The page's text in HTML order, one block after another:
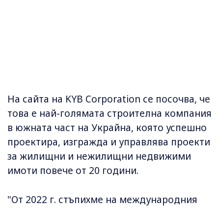
На сайта на KYB Corporation се посочва, че
това е най-голямата строителна компания
в южната част на Украйна, която успешно
проектира, изгражда и управлява проекти
за жилищни и нежилищни недвижими
имоти повече от 20 години.
"От 2022 г. стъпихме на международния